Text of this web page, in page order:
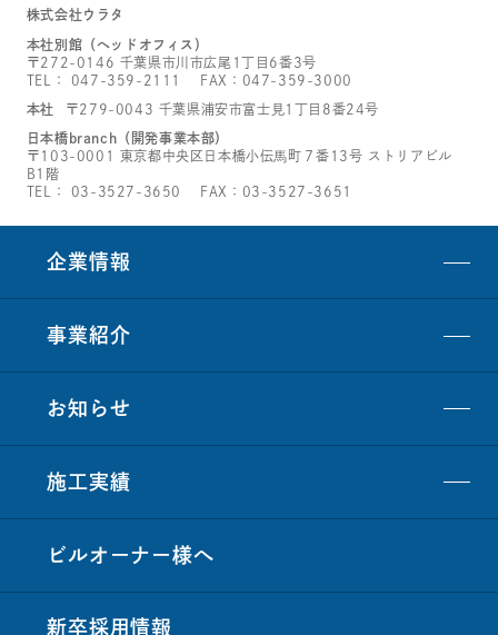
株式会社ウラタ
本社別館（ヘッドオフィス）
〒272-0146 千葉県市川市広尾1丁目6番3号
TEL： 047-359-2111 FAX：047-359-3000
本社 〒279-0043 千葉県浦安市富士見1丁目8番24号
日本橋branch（開発事業本部）
〒103-0001 東京都中央区日本橋小伝馬町７番13号 ストリアビル
B1階
TEL： 03-3527-3650 FAX：03-3527-3651
企業情報
事業紹介
お知らせ
施工実績
ビルオーナー様へ
新卒採用情報